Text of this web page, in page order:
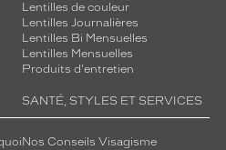
Lentilles de couleur
Lentilles Journalières
Lentilles Bi Mensuelles
Lentilles Mensuelles
Produits d'entretien
SANTÉ, STYLES ET SERVICES
Nos Conseils Visagisme